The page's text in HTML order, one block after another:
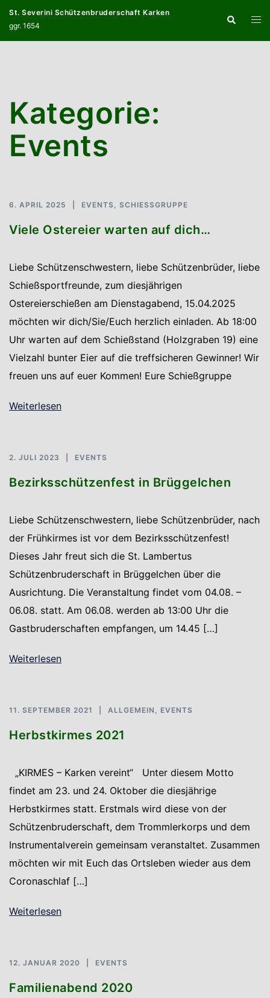
springen
St. Severini Schützenbruderschaft Karken
ggr. 1654
Suche
Menü
Kategorie:
Events
6. APRIL 2025 EVENTS , SCHIESSGRUPPE
Viele Ostereier warten auf dich…
Liebe Schützenschwestern, liebe Schützenbrüder, liebe
Schießsportfreunde, zum diesjährigen
Ostereierschießen am Dienstagabend, 15.04.2025
möchten wir dich/Sie/Euch herzlich einladen. Ab 18:00
Uhr warten auf dem Schießstand (Holzgraben 19) eine
Vielzahl bunter Eier auf die treffsicheren Gewinner! Wir
freuen uns auf euer Kommen! Eure Schießgruppe
Weiterlesen
2. JULI 2023 EVENTS
Bezirksschützenfest in Brüggelchen
Liebe Schützenschwestern, liebe Schützenbrüder, nach
der Frühkirmes ist vor dem Bezirksschützenfest!
Dieses Jahr freut sich die St. Lambertus
Schützenbruderschaft in Brüggelchen über die
Ausrichtung. Die Veranstaltung findet vom 04.08. –
06.08. statt. Am 06.08. werden ab 13:00 Uhr die
Gastbruderschaften empfangen, um 14.45 […]
Weiterlesen
11. SEPTEMBER 2021 ALLGEMEIN , EVENTS
Herbstkirmes 2021
„KIRMES – Karken vereint“ Unter diesem Motto
findet am 23. und 24. Oktober die diesjährige
Herbstkirmes statt. Erstmals wird diese von der
Schützenbruderschaft, dem Trommlerkorps und dem
Instrumentalverein gemeinsam veranstaltet. Zusammen
möchten wir mit Euch das Ortsleben wieder aus dem
Coronaschlaf […]
Weiterlesen
12. JANUAR 2020 EVENTS
Familienabend 2020